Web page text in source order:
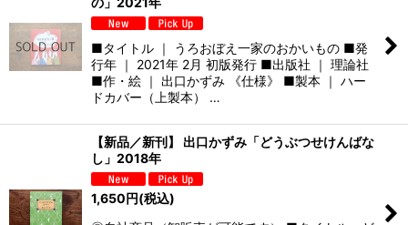
■タイトル ｜ うろおぼえ一家のおかいもの ■発
行年 ｜ 2021年 2月 初版発行 ■出版社 ｜ 理論社
■作・絵 ｜ 出口かずみ 《仕様》 ■製本 ｜ ハー
ドカバー（上製本） …
【新品／新刊】 出口かずみ「どうぶつせけんばな
し」2018年
1,650円(税込)